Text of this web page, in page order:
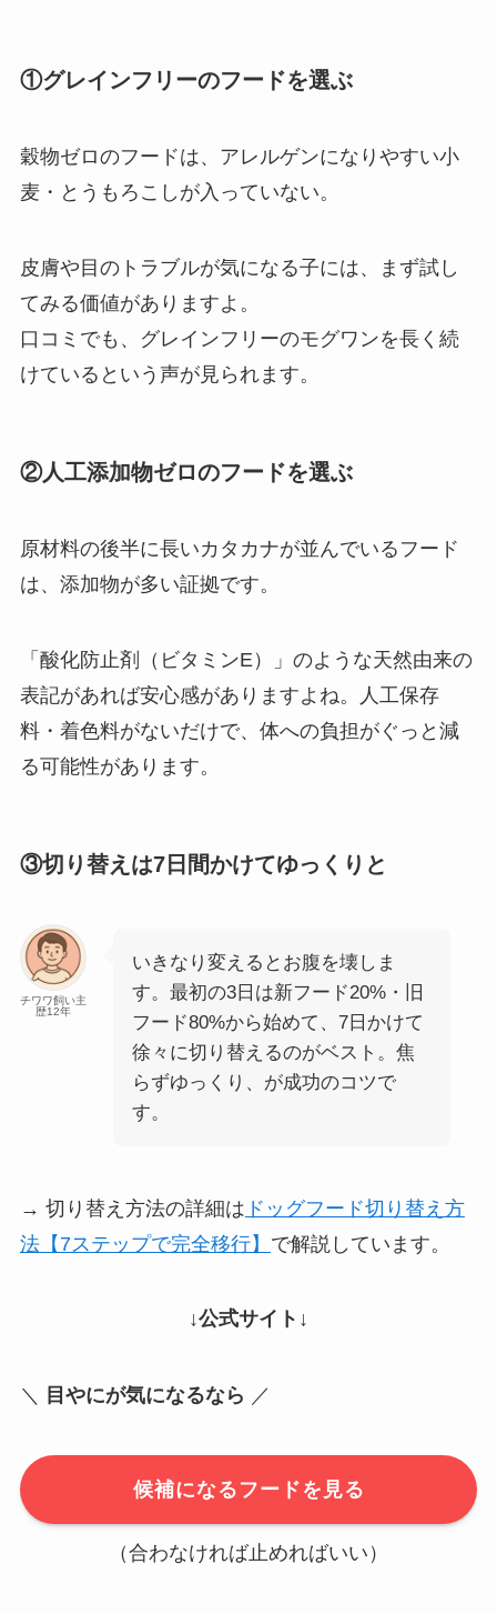
①グレインフリーのフードを選ぶ
穀物ゼロのフードは、アレルゲンになりやすい小
麦・とうもろこしが入っていない。
皮膚や目のトラブルが気になる子には、まず試し
てみる価値がありますよ。
口コミでも、グレインフリーのモグワンを長く続
けているという声が見られます。
②人工添加物ゼロのフードを選ぶ
原材料の後半に長いカタカナが並んでいるフード
は、添加物が多い証拠です。
「酸化防止剤（ビタミンE）」のような天然由来の
表記があれば安心感がありますよね。人工保存
料・着色料がないだけで、体への負担がぐっと減
る可能性があります。
③切り替えは7日間かけてゆっくりと
チワワ飼い主
歴12年
いきなり変えるとお腹を壊しま
す。最初の3日は新フード20%・旧
フード80%から始めて、7日かけて
徐々に切り替えるのがベスト。焦
らずゆっくり、が成功のコツで
す。
→ 切り替え方法の詳細は ドッグフード切り替え方
法【7ステップで完全移行】 で解説しています。
↓公式サイト↓
＼ 目やにが気になるなら ／
候補になるフードを見る
（合わなければ止めればいい）